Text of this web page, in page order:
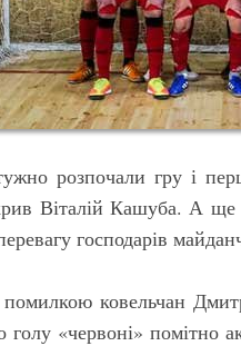
розпочали гру і
Віталій Кашуба. А
господарів
ковельчан
«червоні» помітно